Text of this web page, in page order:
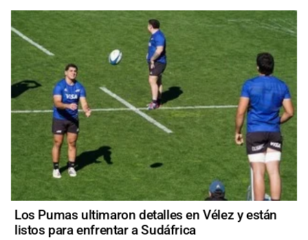
Los Pumas ultimaron detalles en Vélez y están
listos para enfrentar a Sudáfrica